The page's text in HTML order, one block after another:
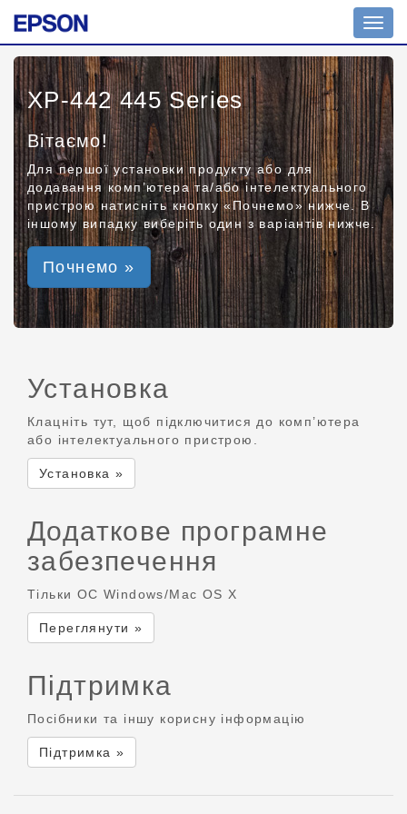
XP-442 445 Series
Вітаємо!
Для першої установки продукту або для
додавання комп’ютера та/або інтелектуального
пристрою натисніть кнопку «Почнемо» нижче. В
іншому випадку виберіть один з варіантів нижче.
Почнемо »
Установка
Клацніть тут, щоб підключитися до комп’ютера
або інтелектуального пристрою.
Установка »
Додаткове програмне
забезпечення
Тільки ОС Windows/Mac OS X
Переглянути »
Підтримка
Посібники та іншу корисну інформацію
Підтримка »